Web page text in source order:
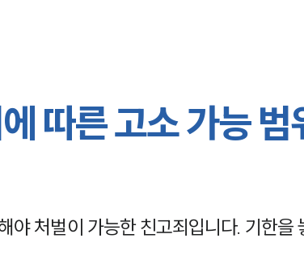
따른 고소 가능 범
처벌이 가능한 친고죄입니다. 기한을